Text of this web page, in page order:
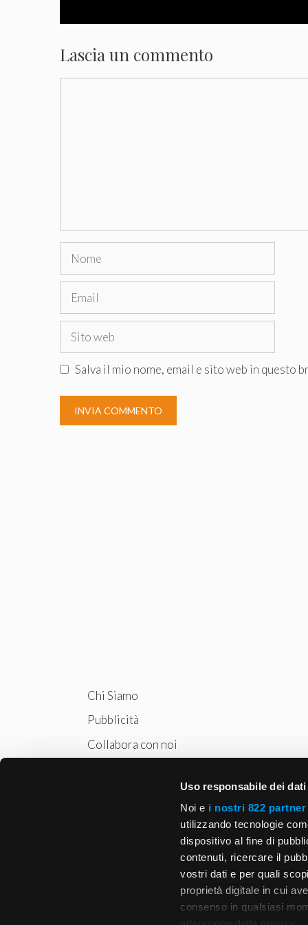
Uso responsabile dei dati
Noi e i nostri 822 partner
utilizzando tecnologie
dispositivo al fine di
contenuti, ricercare il
vostri dati e per quali
proprietà digitale in cui
consenso in qualsiasi
Lascia un commento
Nome
Email
Sito
Salva il mio nome, email e sito web in questo
Chi Siamo
Pubblicità
Collabora con noi